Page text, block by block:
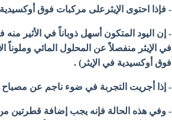
- فإذا احتوى الإيثرعلى مركبات فوق
- إن اليود المتكون أسهل ذوباناً في الأثير
في الإيثر منفصلاً عن المحلول المائي وملوناً
فوق أوكسيدية في الإيثر ) .
- إذا أجريت التجربة في ضوء ناجم عن مصباح